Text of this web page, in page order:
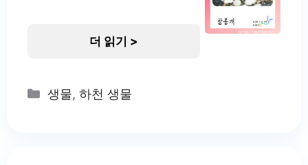
하는 고유종으로, 우리나라의 토
종 어종 중 하나입니다. 산메기,
입니다. 이 물고기는 한국의 맑은
계곡과 하천에서 주로 발견되며,
더 읽기 >
Categories
생물, 하천 생물